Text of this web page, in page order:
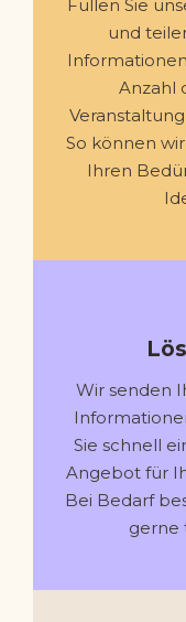
Füllen Sie
und
Anzahl
So können
Ihren
Wir senden
Sie schnell
Angebot für
Bei Bedarf
gerne